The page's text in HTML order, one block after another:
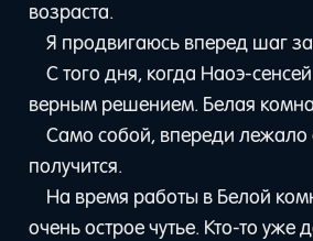
возраста.
Я продвигаюсь вперед шаг
С того дня, когда Наоэ-
верным решением. Белая
Само собой, впереди
получится.
На время работы в Белой
очень острое чутье. Кто-то